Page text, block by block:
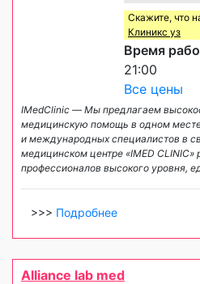
Скажите, что
Клиникс уз
Время
21:00
Все цены
IMedClinic — Мы предлагаем
медицинскую помощь в одном
и международных специалистов в
медицинском центре «IMED CLINIC»
профессионалов высокого уровня,
>>> Подробнее
Alliance lab med